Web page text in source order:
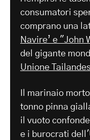
consumatori
comprano una
Navire’ e "John
del gigante
Unione
Il marinaio
tonno pinna
il vuoto
e i burocrati